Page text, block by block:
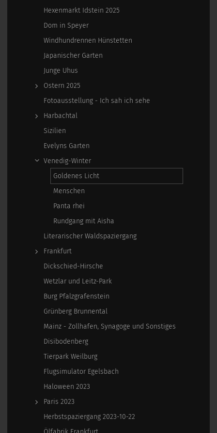
Hexenmarkt Idstein 2025
Dom in Speyer
Windhundrennen Hünstetten
Japanischer Garten
Junge Uhus
Ostern 2025
Fotoausstellung - Ich sah ich sehe
Harbachtal
Sizilien
Evelyns Garten
Venedig-Winter
Goldenes Licht
Menschen
Panta rhei
Rundgang mit Aisha
Literarischer Waldspaziergang
Frankfurt
Dickschied-Hirsche
Wetzlar und Leitz-Park
Burg Pfalzgrafenstein
Grünberg Brunnental
Mainz - Zollhafen, Synagoge und Sonstiges
Disibodenberg
Tierpark Weilburg
Flugsimulator Egelsbach
Haloween 2023
Paris 2023
Herbstspaziergang 2023-10-22